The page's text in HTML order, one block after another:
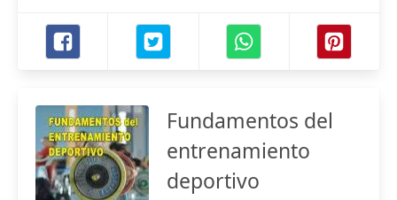
Fundamentos del
entrenamiento
deportivo